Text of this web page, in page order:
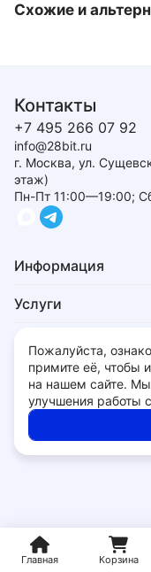
Схожие и
Главная Корзина
Контакты
+7 495 266 07 92
info@28bit.ru
г. Москва, ул.
этаж)
Пн-Пт 11:00—19:00;
Информация
Услуги
Для покупателей
© 2026 - 28bit.ru
Политика обработки
Пожалуйста,
примите её, чтобы
на нашем сайте.
улучшения работы